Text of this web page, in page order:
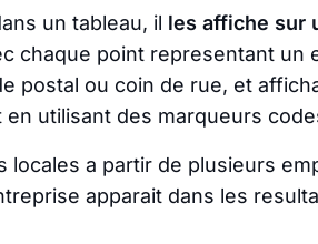
un tableau, il les affiche sur
chaque point representant un
postal ou coin de rue, et
utilisant des marqueurs
a partir de plusieurs
apparait dans les